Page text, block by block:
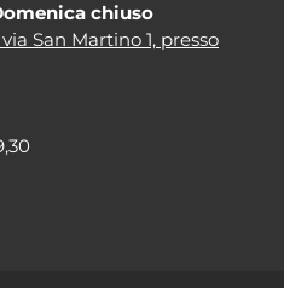
chiuso
San Martino 1, presso